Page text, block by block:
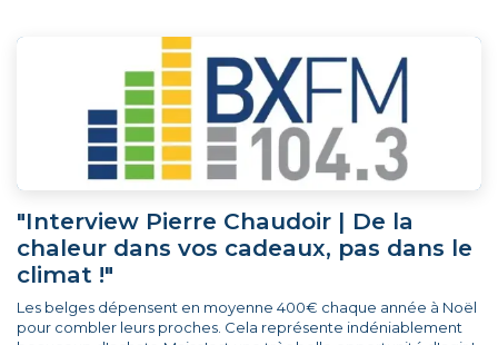
"Interview Pierre Chaudoir | De la
chaleur dans vos cadeaux, pas dans le
climat !"
Les belges dépensent en moyenne 400€ chaque année à Noël
pour combler leurs proches. Cela représente indéniablement